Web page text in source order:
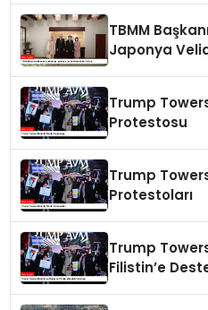
TBMM
Japonya
Trump
Protestosu
Trump
Protestoları
Trump
Filistin’e